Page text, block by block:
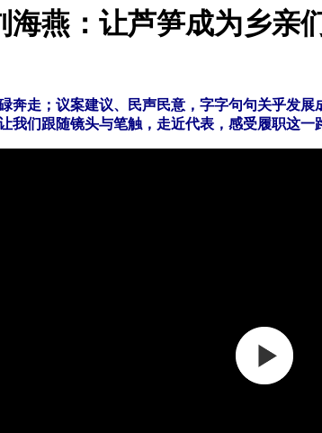
燕：让芦笋成为乡亲
奔走；议案建议、民声民意，字字句句关乎发
们跟随镜头与笔触，走近代表，感受履职这一